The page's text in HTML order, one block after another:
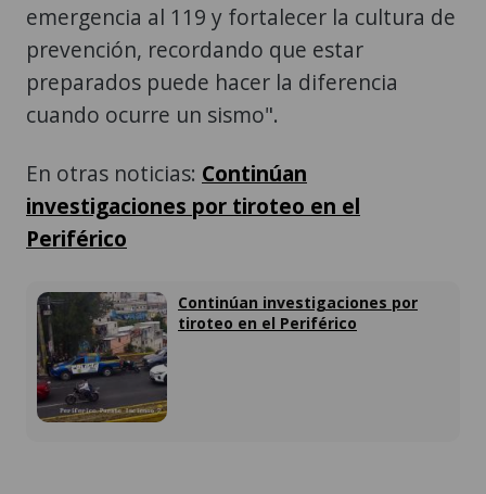
emergencia al 119 y fortalecer la cultura de
prevención, recordando que estar
preparados puede hacer la diferencia
cuando ocurre un sismo".
En otras noticias: Continúan
investigaciones por tiroteo en el
Periférico
Continúan investigaciones por
tiroteo en el Periférico